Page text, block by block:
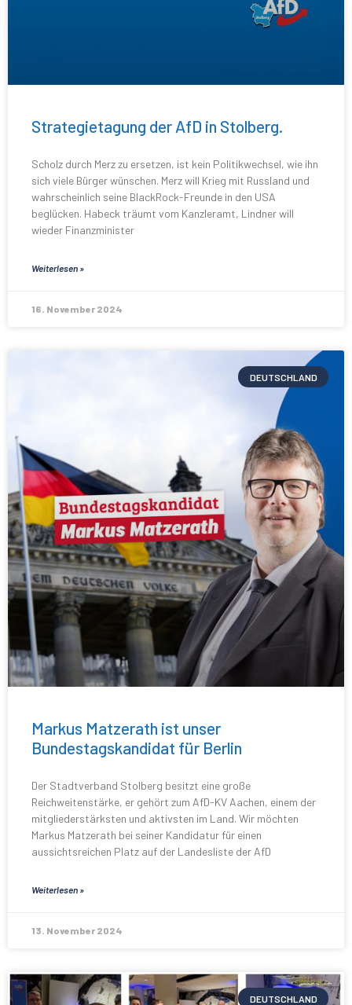
Strategietagung der AfD in Stolberg.
Scholz durch Merz zu ersetzen, ist kein Politikwechsel, wie ihn
sich viele Bürger wünschen. Merz will Krieg mit Russland und
wahrscheinlich seine BlackRock-Freunde in den USA
beglücken. Habeck träumt vom Kanzleramt, Lindner will
wieder Finanzminister
Weiterlesen »
16. November 2024
DEUTSCHLAND
Markus Matzerath ist unser
Bundestagskandidat für Berlin
Der Stadtverband Stolberg besitzt eine große
Reichweitenstärke, er gehört zum AfD-KV Aachen, einem der
mitgliederstärksten und aktivsten im Land. Wir möchten
Markus Matzerath bei seiner Kandidatur für einen
aussichtsreichen Platz auf der Landesliste der AfD
Weiterlesen »
13. November 2024
DEUTSCHLAND